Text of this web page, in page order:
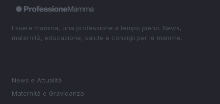
Essere mamma, una professione a tempo pieno. News,
maternità, educazione, salute e consigli per le mamme.
News e Attualità
Maternità e Gravidanza